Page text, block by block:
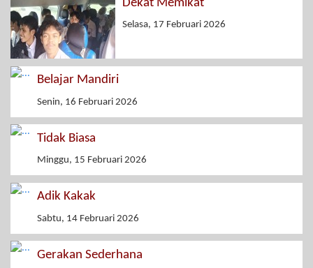
Dekat Memikat
Selasa, 17 Februari 2026
Belajar Mandiri
Senin, 16 Februari 2026
Tidak Biasa
Minggu, 15 Februari 2026
Adik Kakak
Sabtu, 14 Februari 2026
Gerakan Sederhana